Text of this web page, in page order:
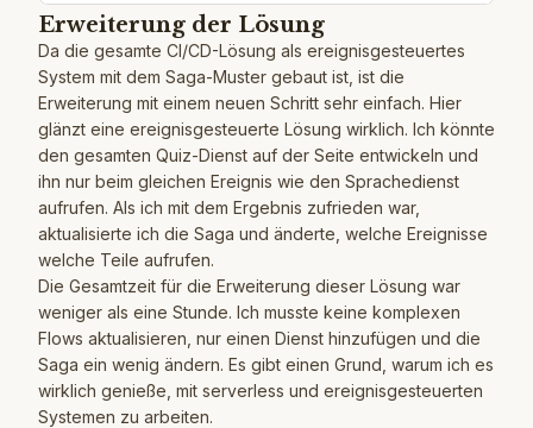
Erweiterung der Lösung
Da die gesamte CI/CD-Lösung als ereignisgesteuertes
System mit dem Saga-Muster gebaut ist, ist die
Erweiterung mit einem neuen Schritt sehr einfach. Hier
glänzt eine ereignisgesteuerte Lösung wirklich. Ich könnte
den gesamten Quiz-Dienst auf der Seite entwickeln und
ihn nur beim gleichen Ereignis wie den Sprachedienst
aufrufen. Als ich mit dem Ergebnis zufrieden war,
aktualisierte ich die Saga und änderte, welche Ereignisse
welche Teile aufrufen.
Die Gesamtzeit für die Erweiterung dieser Lösung war
weniger als eine Stunde. Ich musste keine komplexen
Flows aktualisieren, nur einen Dienst hinzufügen und die
Saga ein wenig ändern. Es gibt einen Grund, warum ich es
wirklich genieße, mit serverless und ereignisgesteuerten
Systemen zu arbeiten.